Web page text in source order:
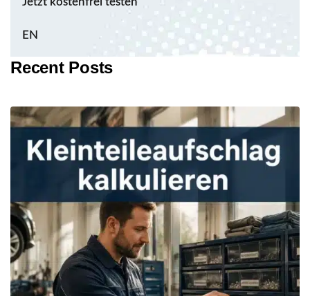
EN
Recent Posts